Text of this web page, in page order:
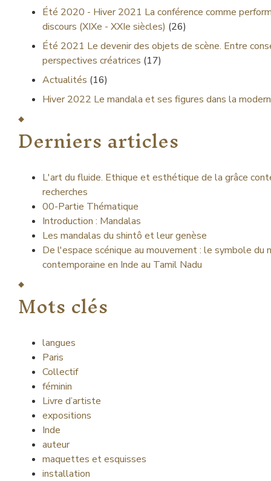
Été 2020 - Hiver 2021 La conférence comme
discours (XIXe - XXIe siècles) (26)
Été 2021 Le devenir des objets de scène. Entre
perspectives créatrices (17)
Actualités (16)
Hiver 2022 Le mandala et ses figures dans la
Derniers articles
L'art du fluide. Ethique et esthétique de la grâce
recherches
00-Partie Thématique
Introduction : Mandalas
Les mandalas du shintô et leur genèse
De l'espace scénique au mouvement : le symbole du
contemporaine en Inde au Tamil Nadu
Mots clés
langues
Paris
Collectif
féminin
Livre d’artiste
expositions
Inde
auteur
maquettes et esquisses
installation